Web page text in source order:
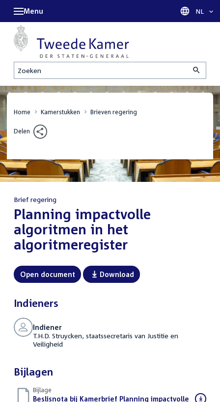
Zoeken
Menu Taal
NL
Home Kamerstukken Brieven regering
Delen
Brief regering
:Planning impactvolle
algoritmen in het
algoritmeregister
Open document Download
Indieners
Indiener
T.H.D. Struycken, staatssecretaris van Justitie en
Veiligheid
Bijlagen
Bijlage
Download
Beslisnota bij Kamerbrief Planning impactvolle